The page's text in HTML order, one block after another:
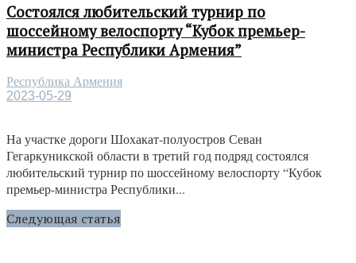
Состоялся любительский турнир по
шоссейному велоспорту “Кубок премьер-
министра Республики Армения”
Республика Армения
2023-05-29
На участке дороги Шохакат-полуостров Севан
Гегаркуникской области в третий год подряд состоялся
любительский турнир по шоссейному велоспорту “Кубок
премьер-министра Республики...
Следующая статья